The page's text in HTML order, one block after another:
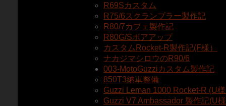
R69Sカスタム
R75/6スクランブラー製作記
R80/7カフェ製作記
R80G/Sボアアップ
カスタムRocket-R製作記(F様）
ナカジマシロウのR90/6
003-MotoGuzziカスタム製作記
850T3納車整備
Guzzi Leman 1000 Rocket-R (U
Guzzi V7 Ambassador 製作記(U